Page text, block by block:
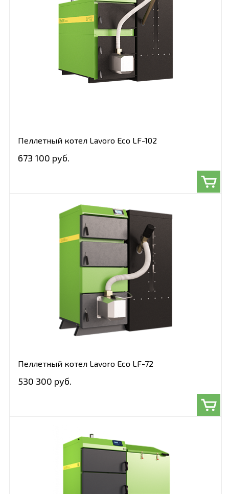
Пеллетный котел Lavoro Eco LF-102
673 100 руб.
Пеллетный котел Lavoro Eco LF-72
530 300 руб.